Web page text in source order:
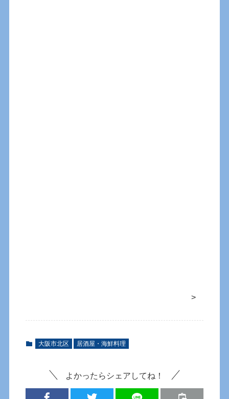
>
大阪市北区 居酒屋・海鮮料理
よかったらシェアしてね！